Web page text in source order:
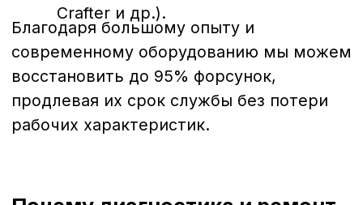
Диагностика и ремонт “под ключ”
— от проверки до настройки и
тестирования.
Работаем в Костроме, а также
принимаем заказы с других
Загрязнение топлива, перегрузки